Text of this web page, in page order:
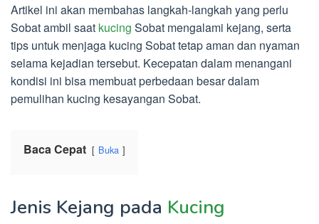
Artikel ini akan membahas langkah-langkah yang perlu
Sobat ambil saat kucing Sobat mengalami kejang, serta
tips untuk menjaga kucing Sobat tetap aman dan nyaman
selama kejadian tersebut. Kecepatan dalam menangani
kondisi ini bisa membuat perbedaan besar dalam
pemulihan kucing kesayangan Sobat.
Baca Cepat Buka
Jenis Kejang pada Kucing